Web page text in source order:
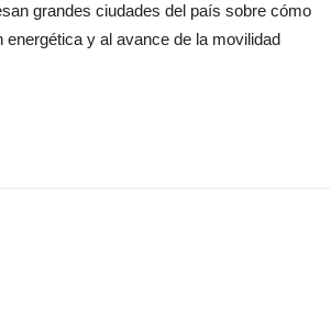
grandes ciudades del país sobre cómo
y al avance de la movilidad